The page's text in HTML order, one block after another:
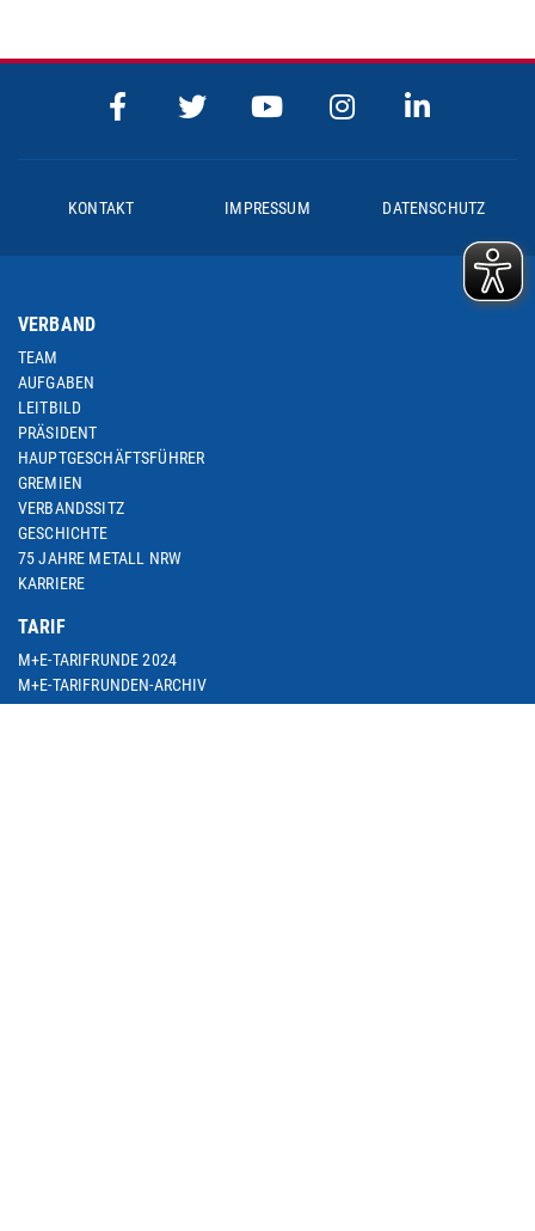
KONTAKT IMPRESSUM DATENSCHUTZ
VERBAND
TEAM
AUFGABEN
LEITBILD
PRÄSIDENT
HAUPTGESCHÄFTSFÜHRER
GREMIEN
VERBANDSSITZ
GESCHICHTE
75 JAHRE METALL NRW
KARRIERE
TARIF
M+E-TARIFRUNDE 2024
M+E-TARIFRUNDEN-ARCHIV
M+E-TOPTHEMA ARBEITSZEIT